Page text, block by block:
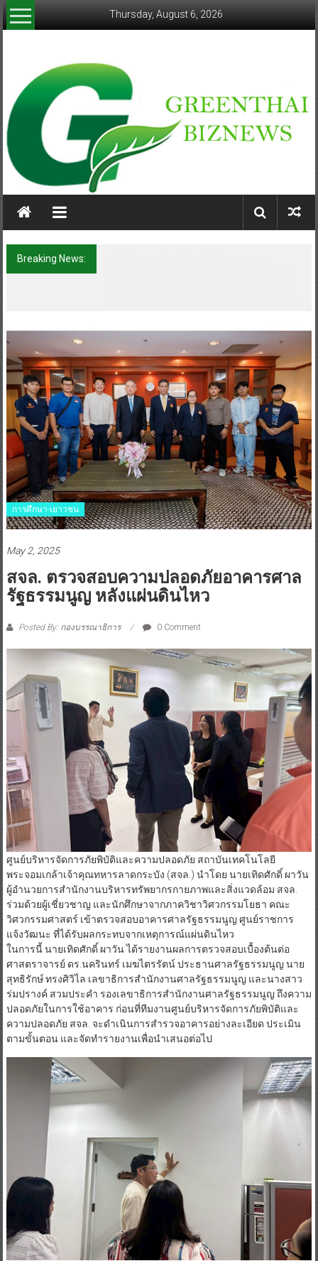
Skip
to
Thursday, August 6, 2026
greenthaibiznews.com
Breaking News:
การศึกษา-เยาวชน
May 2, 2025
สจล. ตรวจสอบความปลอดภัยอาคารศาล
รัฐธรรมนูญ หลังแผ่นดินไหว
Posted By: กองบรรณาธิการ 0 Comment
ศูนย์บริหารจัดการภัยพิบัติและความปลอดภัย สถาบันเทคโนโลยี
พระจอมเกล้าเจ้าคุณทหารลาดกระบัง (สจล.) นำโดย นายเทิดศักดิ์ ผาวัน
ผู้อำนวยการสำนักงานบริหารทรัพยากรกายภาพและสิ่งแวดล้อม สจล.
ร่วมด้วยผู้เชี่ยวชาญ และนักศึกษาจากภาควิชาวิศวกรรมโยธา คณะ
วิศวกรรมศาสตร์ เข้าตรวจสอบอาคารศาลรัฐธรรมนูญ ศูนย์ราชการ
แจ้งวัฒนะ ที่ได้รับผลกระทบจากเหตุการณ์แผ่นดินไหว
ในการนี้ นายเทิดศักดิ์ ผาวัน ได้รายงานผลการตรวจสอบเบื้องต้นต่อ
ศาสตราจารย์ ดร.นครินทร์ เมฆไตรรัตน์ ประธานศาลรัฐธรรมนูญ นาย
สุทธิรักษ์ ทรงศิวิไล เลขาธิการสำนักงานศาลรัฐธรรมนูญ และนางสาว
ร่มปรางค์ สวมประคำ รองเลขาธิการสำนักงานศาลรัฐธรรมนูญ ถึงความ
ปลอดภัยในการใช้อาคาร ก่อนที่ทีมงานศูนย์บริหารจัดการภัยพิบัติและ
ความปลอดภัย สจล. จะดำเนินการสำรวจอาคารอย่างละเอียด ประเมิน
ตามขั้นตอน และจัดทำรายงานเพื่อนำเสนอต่อไป